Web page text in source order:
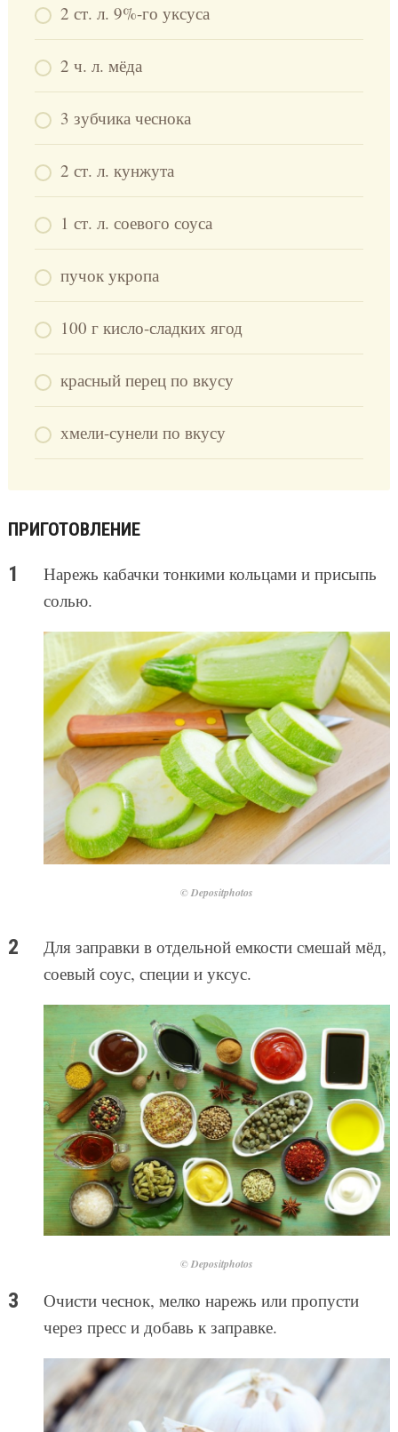
2 ст. л. 9%-го уксуса
2 ч. л. мёда
3 зубчика чеснока
2 ст. л. кунжута
1 ст. л. соевого соуса
пучок укропа
100 г кисло-сладких ягод
красный перец по вкусу
хмели-сунели по вкусу
ПРИГОТОВЛЕНИЕ
Нарежь кабачки тонкими кольцами и присыпь
солью.
© Depositphotos
Для заправки в отдельной емкости смешай мёд,
соевый соус, специи и уксус.
© Depositphotos
Очисти чеснок, мелко нарежь или пропусти
через пресс и добавь к заправке.